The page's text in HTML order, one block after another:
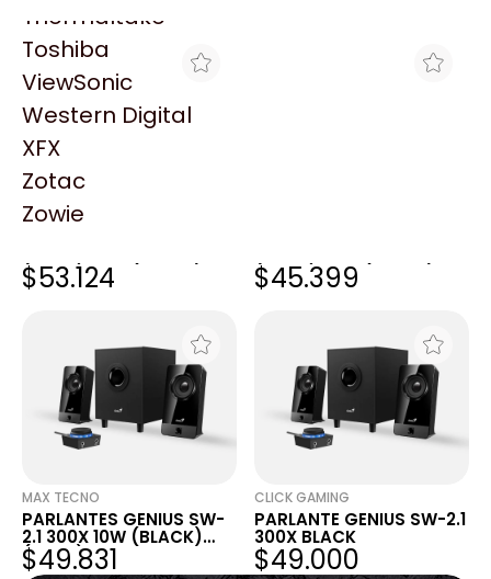
Thermaltake
Toshiba
ViewSonic
Western Digital
XFX
Zotac
Zowie
A4 FULL
(9466)
$53.124 (9466)
$45.399
MAX TECNO
PARLANTES GENIUS SW-
2.1 300X 10W (BLACK)
(9466)
$49.831
CLICK GAMING
PARLANTE GENIUS SW-2.1
300X BLACK
$49.000